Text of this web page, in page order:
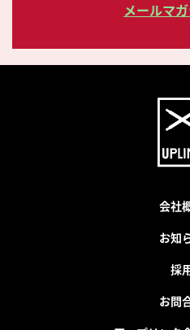
メールマ
会社
お知
採
お問